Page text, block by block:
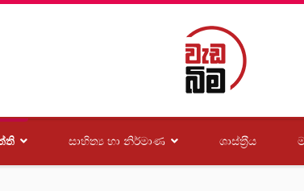
සාහිත්‍ය හා නිර්මාණ ශාස්ත‍්‍රීය